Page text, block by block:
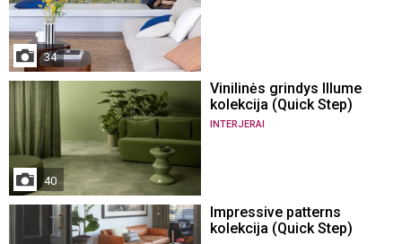
34
40
Vinilinės grindys Illume
kolekcija (Quick Step)
INTERJERAI
Impressive patterns
kolekcija (Quick Step)